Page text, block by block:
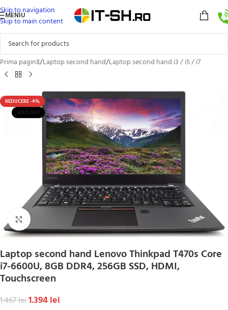
Skip to navigation
Skip to main content
MENIU
Prima pagină/Laptop second hand/Laptop second hand i3 / i5 / i7
REDUCERE -4%
SOLD OUT
Click to enlarge
Laptop second hand Lenovo Thinkpad T470s Core
i7-6600U, 8GB DDR4, 256GB SSD, HDMI,
Touchscreen
1.467lei1.394lei